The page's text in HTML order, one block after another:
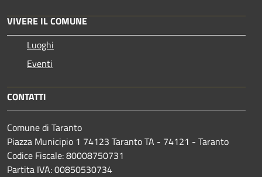
VIVERE IL COMUNE
Luoghi
Eventi
CONTATTI
Comune di Taranto
Piazza Municipio 1 74123 Taranto TA - 74121 - Taranto
Codice Fiscale: 80008750731
Partita IVA: 00850530734